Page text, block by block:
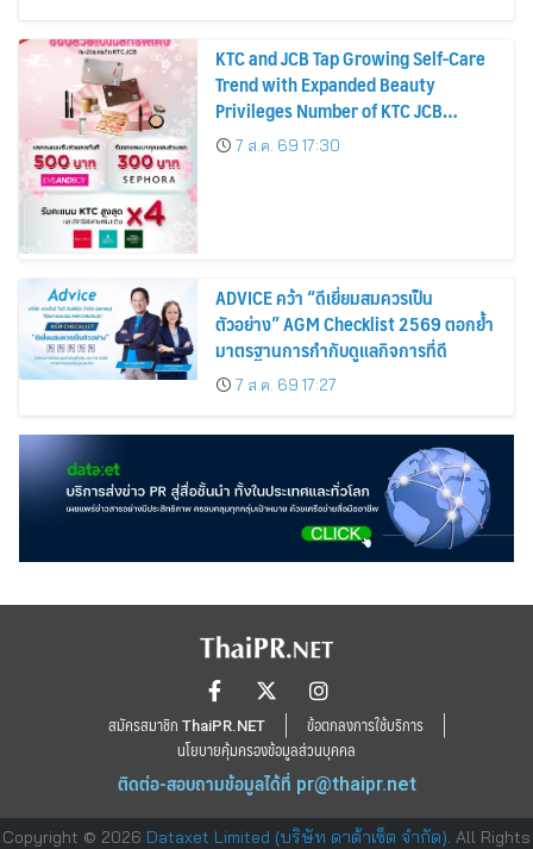
KTC and JCB Tap Growing Self-Care
Trend with Expanded Beauty
Privileges Number of KTC JCB
Cardmembers Spending on
Cosmetics Rises 26%
7 ส.ค. 69 17:30
ADVICE คว้า “ดีเยี่ยมสมควรเป็น
ตัวอย่าง” AGM Checklist 2569 ตอกย้ำ
มาตรฐานการกำกับดูแลกิจการที่ดี
7 ส.ค. 69 17:27
สมัครสมาชิก ThaiPR.NET
ข้อตกลงการใช้บริการ
นโยบายคุ้มครองข้อมูลส่วนบุคคล
ติดต่อ-สอบถามข้อมูลได้ที่ pr@thaipr.net
Copyright © 2026 Dataxet Limited (บริษัท ดาต้าเซ็ต จำกัด). All Rights